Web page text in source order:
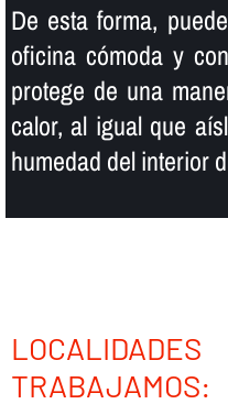
De esta forma,
oficina cómoda y
protege de una
calor, al igual que
humedad del interior
TRABAJAMOS: